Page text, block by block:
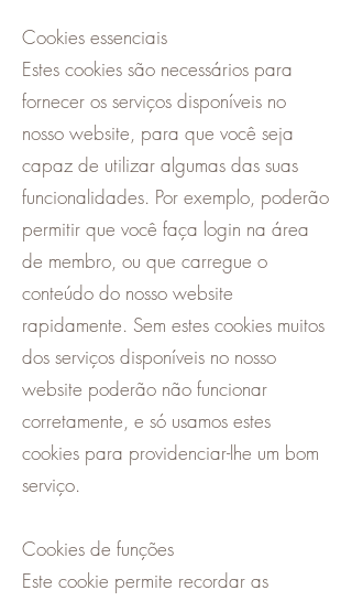
Cookies essenciais
Estes cookies são necessários para
fornecer os serviços disponíveis no
nosso website, para que você seja
capaz de utilizar algumas das suas
funcionalidades. Por exemplo, poderão
permitir que você faça login na área
de membro, ou que carregue o
conteúdo do nosso website
rapidamente. Sem estes cookies muitos
dos serviços disponíveis no nosso
website poderão não funcionar
corretamente, e só usamos estes
cookies para providenciar-lhe um bom
serviço.
Cookies de funções
Este cookie permite recordar as